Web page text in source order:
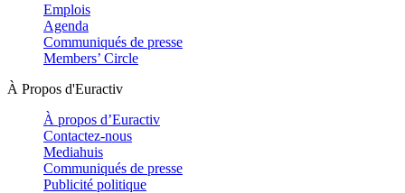
Emplois
Agenda
Communiqués de presse
Members’ Circle
À Propos d'Euractiv
À propos d’Euractiv
Contactez-nous
Mediahuis
Communiqués de presse
Publicité politique